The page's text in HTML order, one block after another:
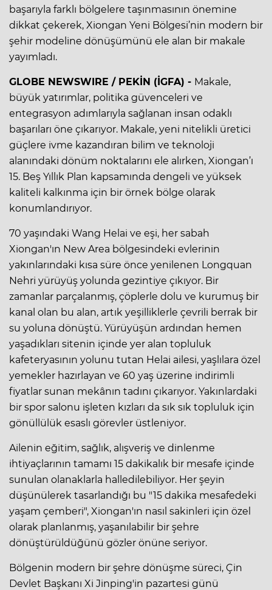
başarıyla farklı bölgelere taşınmasının önemine
dikkat çekerek, Xiongan Yeni Bölgesi’nin modern bir
şehir modeline dönüşümünü ele alan bir makale
yayımladı.
GLOBE NEWSWIRE / PEKİN (İGFA) - Makale,
büyük yatırımlar, politika güvenceleri ve
entegrasyon adımlarıyla sağlanan insan odaklı
başarıları öne çıkarıyor. Makale, yeni nitelikli üretici
güçlere ivme kazandıran bilim ve teknoloji
alanındaki dönüm noktalarını ele alırken, Xiongan’ı
15. Beş Yıllık Plan kapsamında dengeli ve yüksek
kaliteli kalkınma için bir örnek bölge olarak
konumlandırıyor.
70 yaşındaki Wang Helai ve eşi, her sabah
Xiongan'ın New Area bölgesindeki evlerinin
yakınlarındaki kısa süre önce yenilenen Longquan
Nehri yürüyüş yolunda gezintiye çıkıyor. Bir
zamanlar parçalanmış, çöplerle dolu ve kurumuş bir
kanal olan bu alan, artık yeşilliklerle çevrili berrak bir
su yoluna dönüştü. Yürüyüşün ardından hemen
yaşadıkları sitenin içinde yer alan topluluk
kafeteryasının yolunu tutan Helai ailesi, yaşlılara özel
yemekler hazırlayan ve 60 yaş üzerine indirimli
fiyatlar sunan mekânın tadını çıkarıyor. Yakınlardaki
bir spor salonu işleten kızları da sık sık topluluk için
gönüllülük esaslı görevler üstleniyor.
Ailenin eğitim, sağlık, alışveriş ve dinlenme
ihtiyaçlarının tamamı 15 dakikalık bir mesafe içinde
sunulan olanaklarla halledilebiliyor. Her şeyin
düşünülerek tasarlandığı bu "15 dakika mesafedeki
yaşam çemberi", Xiongan'ın nasıl sakinleri için özel
olarak planlanmış, yaşanılabilir bir şehre
dönüştürüldüğünü gözler önüne seriyor.
Bölgenin modern bir şehre dönüşme süreci, Çin
Devlet Başkanı Xi Jinping'in pazartesi günü